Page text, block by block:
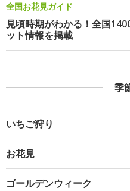
全国お花見ガイド
見頃時期がわかる！全国
ット情報を掲載
季
いちご狩り
お花見
ゴールデンウィーク